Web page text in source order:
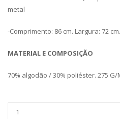
metal
-Comprimento: 86 cm. Largura: 72 cm.
MATERIAL E COMPOSIÇÃO
70% algodão / 30% poliéster. 275 G/